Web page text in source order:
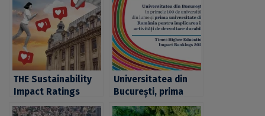
THE Sustainability
Impact Ratings
2026: Universitatea
Universitatea din
București, prima
universitate din